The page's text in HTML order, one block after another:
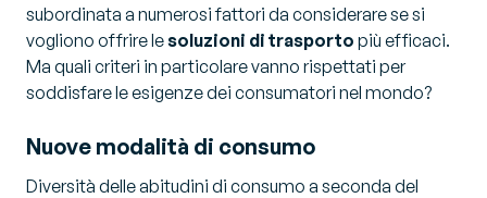
subordinata a numerosi fattori da considerare se si
vogliono offrire lesoluzioni di trasporto più efficaci.
Ma quali criteri in particolare vanno rispettati per
soddisfare le esigenze dei consumatori nel mondo?
Nuove modalità di consumo
Diversità delle abitudini di consumo a seconda del